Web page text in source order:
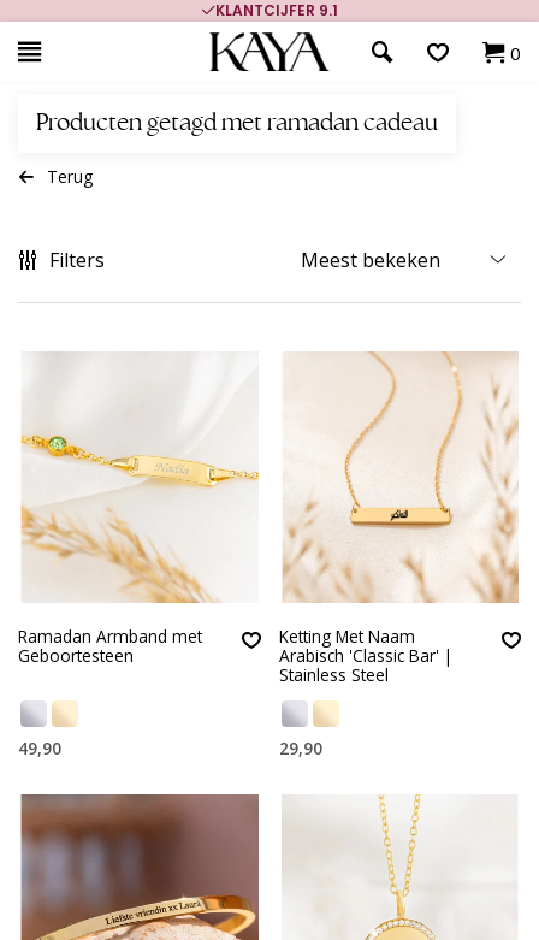
KLANTCIJFER 9.1
0
Producten getagd met ramadan cadeau
Terug
Filters
Ramadan Armband met
Geboortesteen
49,90
Ketting Met Naam
Arabisch 'Classic Bar' |
Stainless Steel
29,90